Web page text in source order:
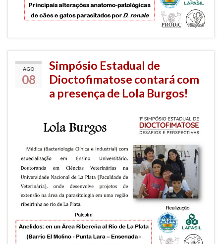
AGO
08
Simpósio Estadual de
Dioctofimatose contará com
a presença de Lola Burgos!